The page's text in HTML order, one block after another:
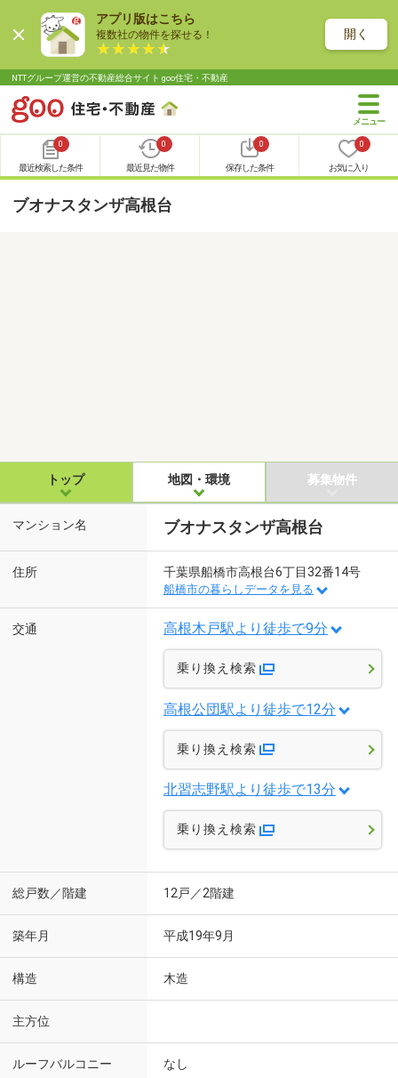
アプリ版はこちら
複数社の物件を探せる！ 開く
NTTグループ運営の不動産総合サイト goo住宅・不動産
0
最近検索した条件
0
最近見た物件
0
保存した条件
0
お気に入り
ブオナスタンザ高根台
トップ 地図・環境 募集物件
マンション名 ブオナスタンザ高根台
住所 千葉県船橋市高根台6丁目32番14号
船橋市の暮らしデータを見る
交通 高根木戸駅より徒歩で9分
乗り換え検索
高根公団駅より徒歩で12分
乗り換え検索
北習志野駅より徒歩で13分
乗り換え検索
総戸数／階建 12戸／2階建
築年月 平成19年9月
構造 木造
主方位
ルーフバルコニー なし